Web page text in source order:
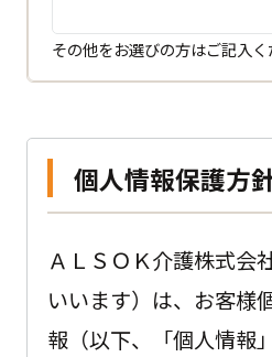
その他をお選びの方はご記入く
個人情報保護方
ＡＬＳＯＫ介護株式会
いいます）は、お客様
報（以下、「個人情報